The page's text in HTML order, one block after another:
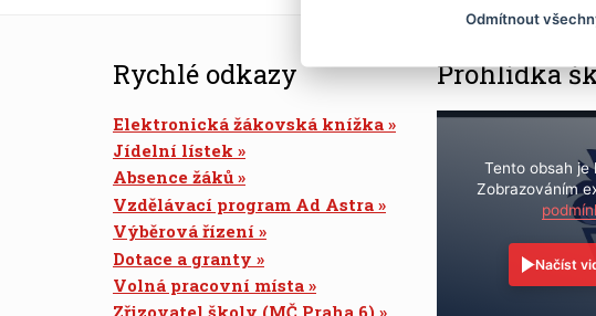
Rychlé odkazy
Elektronická žákovská knížka
Jídelní lístek
Absence žáků
Vzdělávací program Ad Astra
Výběrová řízení
Dotace a granty
Volná pracovní místa
Prohlídka
Tento obsah je
Zobrazováním
Načíst
Odmítnout